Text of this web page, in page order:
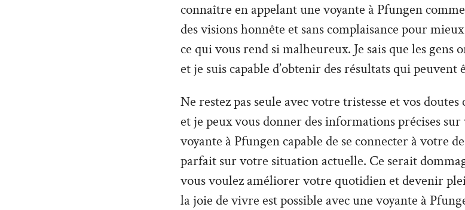
connaître en appelant une voyante à Pfungen
des visions honnête et sans complaisance pour
ce qui vous rend si malheureux. Je sais que les gens
et je suis capable d’obtenir des résultats qui peuvent
Ne restez pas seule avec votre tristesse et vos
et je peux vous donner des informations précises
voyante à Pfungen capable de se connecter à votre
parfait sur votre situation actuelle. Ce serait
vous voulez améliorer votre quotidien et devenir
la joie de vivre est possible avec une voyante à